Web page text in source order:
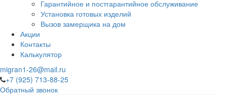
Гарантийное и постгарантийное обслуживание
Установка готовых изделий
Вызов замерщика на дом
Акции
Контакты
Калькулятор
migran1-26@mail.ru
+7 (925) 713-88-25
Обратный звонок